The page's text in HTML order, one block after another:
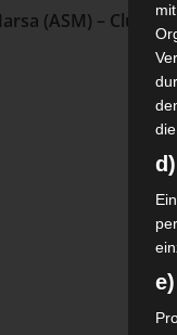
(ASM) – Club